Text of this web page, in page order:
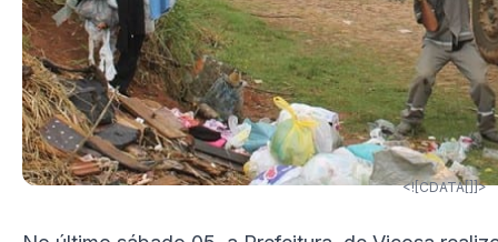
<![CDATA[]]>